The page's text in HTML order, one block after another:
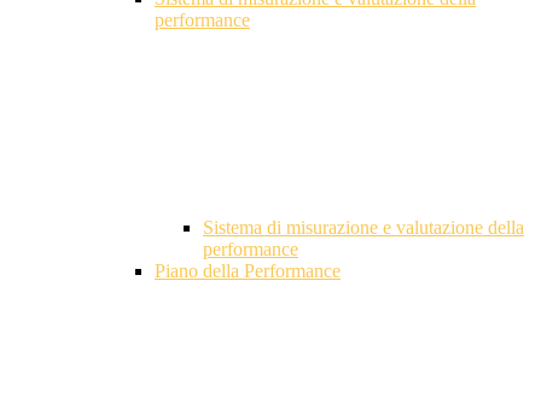
performance
Sistema di misurazione e valutazione della
performance
Piano della Performance